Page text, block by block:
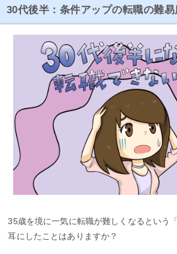
30代後半：条件アップの転職の難
35歳を境に一気に転職が難しくなるという
耳にしたことはありますか？